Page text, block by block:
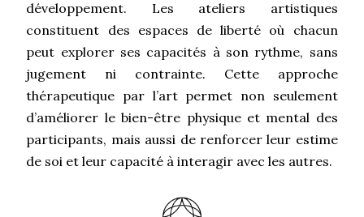
développement. Les ateliers artistiques
constituent des espaces de liberté où chacun
peut explorer ses capacités à son rythme, sans
jugement ni contrainte. Cette approche
thérapeutique par l’art permet non seulement
d’améliorer le bien-être physique et mental des
participants, mais aussi de renforcer leur estime
de soi et leur capacité à interagir avec les autres.